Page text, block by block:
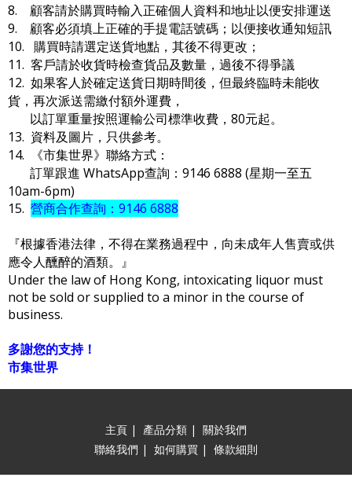
8. 顧客請於購買時輸入正確個人資料和地址以便安排運送
9. 顧客必須填上正確的手提電話號碼；以便接收通知短訊
10. 購買時請選定送貨地點，其後不得更改；
11. 客戶請於收貨時檢查貨品及數量，過後不得爭議
12. 如果客人於確定送貨日期時間後，但最終臨時未能收
貨，再次派送需繳付額外運費，
以訂單重量按照運輸公司標準收費，80元起。
13. 資料及圖片，只供參考。
14. 《市集世界》聯絡方式：
訂單跟進 WhatsApp查詢：9146 6888 (星期一至五
10am-6pm)
15. 營商合作查詢：9146 6888
『根據香港法律，不得在業務過程中，向未成年人售賣或供
應令人醺醉的酒類。』
Under the law of Hong Kong, intoxicating liquor must
not be sold or supplied to a minor in the course of
business.
多謝您的支持！
市集世界
主頁 | 產品分類 | 關於我們
聯絡我們 | 如何購買 | 條款細則